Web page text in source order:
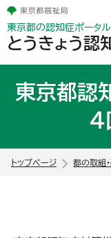
東京都の認知症ポータル
とうきょう認
東京都認
4
トップページ 都の取組